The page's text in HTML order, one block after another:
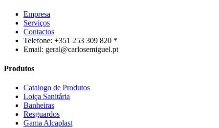
Empresa
Serviços
Contactos
Telefone: +351 253 309 820 *
Email: geral@carlosemiguel.pt
Produtos
Catalogo de Produtos
Loiça Sanitária
Banheiras
Resguardos
Gama Alcaplast